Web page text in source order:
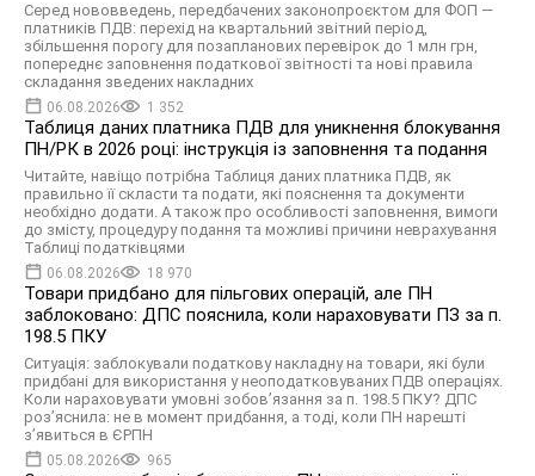
Серед нововведень, передбачених законопроєктом для ФОП —
платників ПДВ: перехід на квартальний звітний період,
збільшення порогу для позапланових перевірок до 1 млн грн,
попереднє заповнення податкової звітності та нові правила
складання зведених накладних
06.08.2026 1 352
Таблиця даних платника ПДВ для уникнення блокування
ПН/РК в 2026 році: інструкція із заповнення та подання
Читайте, навіщо потрібна Таблиця даних платника ПДВ, як
правильно її скласти та подати, які пояснення та документи
необхідно додати. А також про особливості заповнення, вимоги
до змісту, процедуру подання та можливі причини неврахування
Таблиці податківцями
06.08.2026 18 970
Товари придбано для пільгових операцій, але ПН
заблоковано: ДПС пояснила, коли нараховувати ПЗ за п.
198.5 ПКУ
Ситуація: заблокували податкову накладну на товари, які були
придбані для використання у неоподатковуваних ПДВ операціях.
Коли нараховувати умовні зобов’язання за п. 198.5 ПКУ? ДПС
роз’яснила: не в момент придбання, а тоді, коли ПН нарешті
з’явиться в ЄРПН
05.08.2026 965